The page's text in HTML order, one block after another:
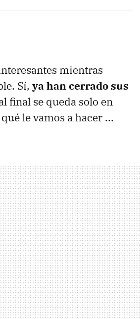
mientras
Sí, ya han cerrado sus
final se queda solo en
le vamos a hacer ...